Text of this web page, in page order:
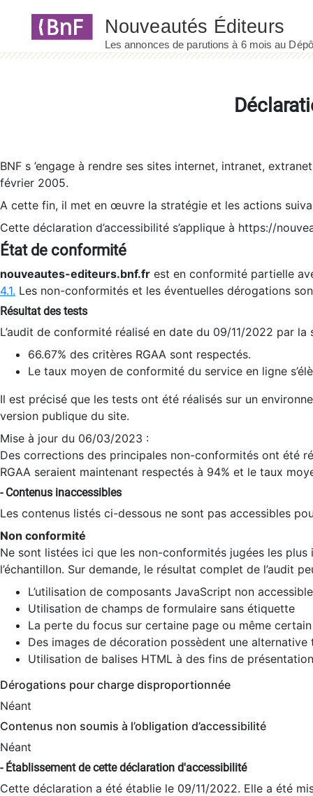
BNF s ’engage à rendre ses sites internet, intranet,
février 2005.
A cette fin, il met en œuvre la stratégie et les actions
Cette déclaration d’accessibilité s’applique à https://
État de conformité
nouveautes-editeurs.bnf.fr est en conformité partielle
4.1. Les non-conformités et les éventuelles dérogations
Résultat des tests
L’audit de conformité réalisé en date du 09/11/2022 par
66.67% des critères RGAA sont respectés.
Le taux moyen de conformité du service en ligne
Il est précisé que les tests ont été réalisés sur un
version publique du site.
Mise à jour du 06/03/2023 :
Des corrections des principales non-conformités ont été
RGAA seraient maintenant respectés à 94% et le taux
- Contenus inaccessibles
Les contenus listés ci-dessous ne sont pas accessibles
Non conformité
Ne sont listées ici que les non-conformités jugées les
l’échantillon. Sur demande, le résultat complet de l’audit
L’utilisation de composants JavaScript non
Utilisation de champs de formulaire sans étiquette
La perte du focus sur certaine page ou même
Des images de décoration possèdent une alternative
Utilisation de balises HTML à des fins de
Dérogations pour charge disproportionnée
Néant
Contenus non soumis à l’obligation d’accessibilité
Néant
- Établissement de cette déclaration d'accessibilité
Cette déclaration a été établie le 09/11/2022. Elle a été